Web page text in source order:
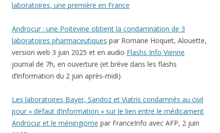
laboratoires, une première en France
Androcur : une Poitevine obtient la condamnation de 3
laboratoires pharmaceutiques par Romane Hoquet, Alouette,
version web 3 juin 2025 et en audio Flashs Info Vienne
journal de 7h, en ouverture (et brève dans les flashs
d’information du 2 juin après-midi)
Les laboratoires Bayer, Sandoz et Viatris condamnés au civil
pour « défaut d’information » sur le lien entre le médicament
Androcur et le méningiome par FranceInfo avec AFP, 2 juin